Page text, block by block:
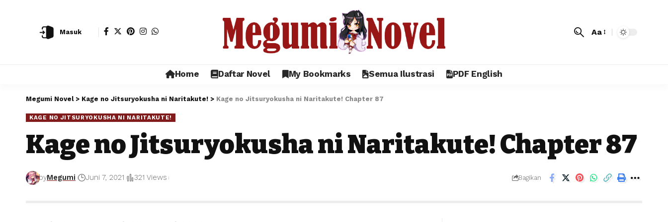
Masuk Aa
Home Daftar Novel My Bookmarks Semua Ilustrasi PDF English
Megumi Novel> Kage no Jitsuryokusha ni Naritakute! > Kage no Jitsuryokusha ni Naritakute! Chapter 87
KAGE NO JITSURYOKUSHA NI NARITAKUTE!
Kage no Jitsuryokusha ni Naritakute! Chapter 87
byMegumi Juni 7, 2021 321 Views Bagikan